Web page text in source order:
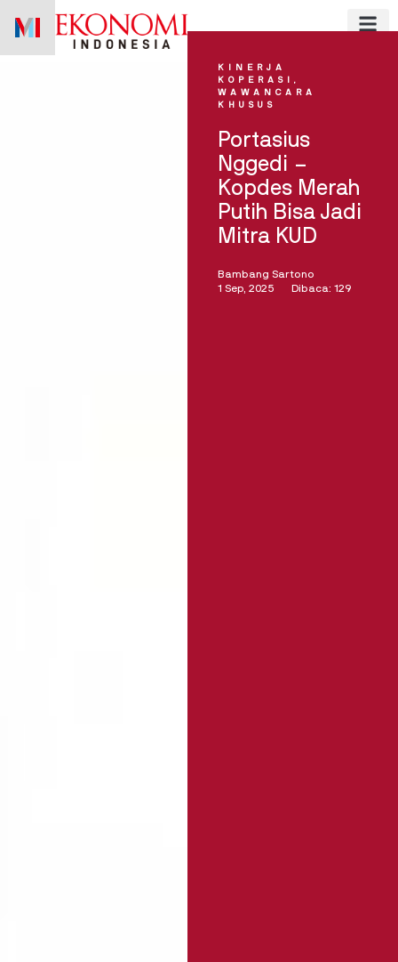
KINERJA
KOPERASI,
WAWANCARA
KHUSUS
Portasius
Nggedi –
Kopdes Merah
Putih Bisa Jadi
Mitra KUD
Bambang Sartono
1 Sep, 2025
Dibaca: 129